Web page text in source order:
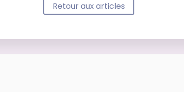
Retour aux articles